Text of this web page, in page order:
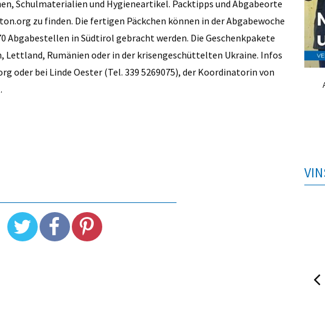
Schulmaterialien und Hygieneartikel. Packtipps und Abgabeorte
zu finden. Die fertigen Päckchen können in der Abgabewoche
Abgabestellen in Südtirol gebracht werden. Die Geschenkpakete
Lettland, Rumänien oder in der krisengeschüttelten Ukraine. Infos
oder bei Linde Oester (Tel. 339 5269075), der Koordinatorin von